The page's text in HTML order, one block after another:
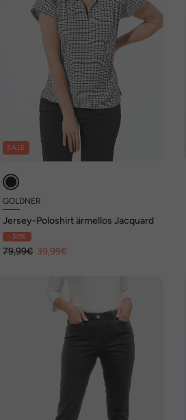
SALE
GOLDNER
Jersey-Poloshirt ärmellos Jacquard
- 50%
79,99€ 39,99€